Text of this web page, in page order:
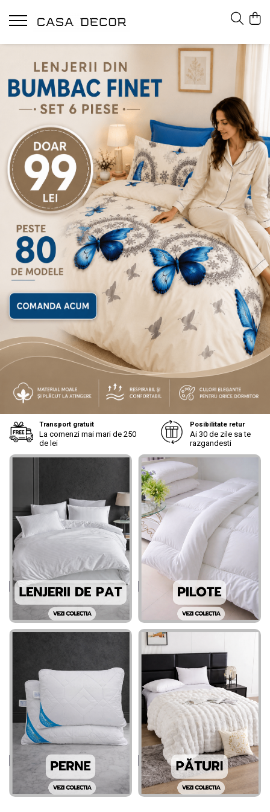
Transport gratuit
La comenzi mai mari de 250
de lei
Posibilitate retur
Ai 30 de zile sa te
razgandesti